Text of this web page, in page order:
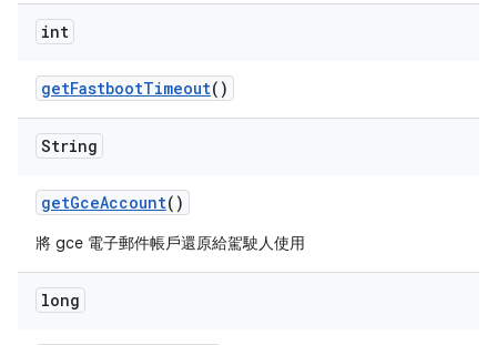
int
getFastbootTimeout()
String
getGceAccount()
將 gce 電子郵件帳戶還原給駕駛人使用
long